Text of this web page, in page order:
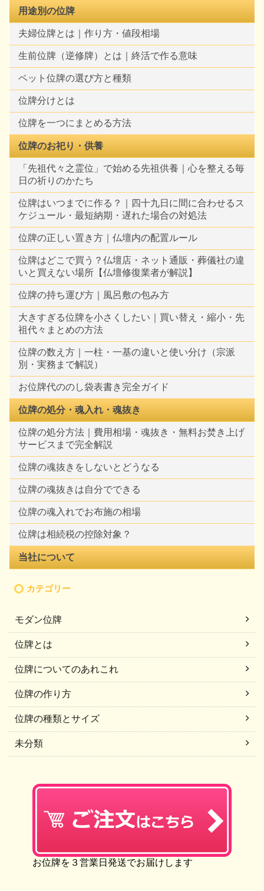
用途別の位牌
夫婦位牌とは｜作り方・値段相場
生前位牌（逆修牌）とは｜終活で作る意味
ペット位牌の選び方と種類
位牌分けとは
位牌を一つにまとめる方法
位牌のお祀り・供養
「先祖代々之霊位」で始める先祖供養｜心を整える毎
日の祈りのかたち
位牌はいつまでに作る？｜四十九日に間に合わせるス
ケジュール・最短納期・遅れた場合の対処法
位牌の正しい置き方｜仏壇内の配置ルール
位牌はどこで買う？仏壇店・ネット通販・葬儀社の違
いと買えない場所【仏壇修復業者が解説】
位牌の持ち運び方｜風呂敷の包み方
大きすぎる位牌を小さくしたい｜買い替え・縮小・先
祖代々まとめの方法
位牌の数え方｜一柱・一基の違いと使い分け（宗派
別・実務まで解説）
お位牌代ののし袋表書き完全ガイド
位牌の処分・魂入れ・魂抜き
位牌の処分方法｜費用相場・魂抜き・無料お焚き上げ
サービスまで完全解説
位牌の魂抜きをしないとどうなる
位牌の魂抜きは自分でできる
位牌の魂入れでお布施の相場
位牌は相続税の控除対象？
当社について
カテゴリー
モダン位牌
位牌とは
位牌についてのあれこれ
位牌の作り方
位牌の種類とサイズ
未分類
お位牌を３営業日発送でお届けします